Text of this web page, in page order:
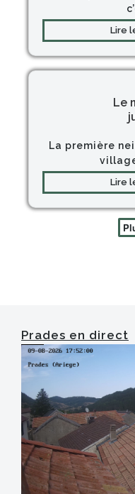
Lire
Le
La première
Lire
Prades en direct